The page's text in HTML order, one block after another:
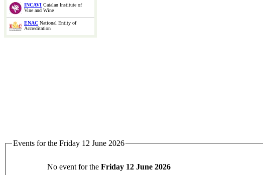
INCAVI Catalan Institute of
Vine and Wine
ENAC National Entity of
Accreditation
Events for the Friday 12 June 2026
No event for the Friday 12 June 2026